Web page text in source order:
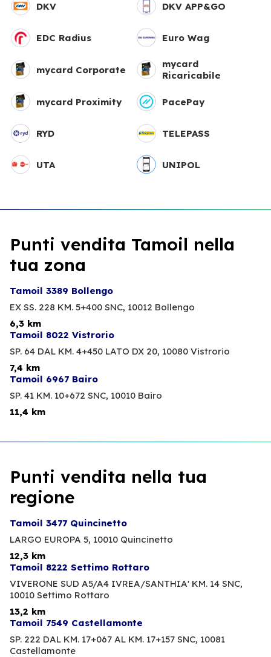
DKV DKV APP&GO
EDC Radius Euro Wag
mycard Corporate
mycard
Ricaricabile
mycard Proximity PacePay
RYD TELEPASS
UTA UNIPOL
Punti vendita Tamoil nella
tua zona
Tamoil 3389 Bollengo
EX SS. 228 KM. 5+400 SNC, 10012 Bollengo
6,3 km
Tamoil 8022 Vistrorio
SP. 64 DAL KM. 4+450 LATO DX 20, 10080 Vistrorio
7,4 km
Tamoil 6967 Bairo
SP. 41 KM. 10+672 SNC, 10010 Bairo
11,4 km
Punti vendita nella tua
regione
Tamoil 3477 Quincinetto
LARGO EUROPA 5, 10010 Quincinetto
12,3 km
Tamoil 8222 Settimo Rottaro
VIVERONE SUD A5/A4 IVREA/SANTHIA' KM. 14 SNC,
10010 Settimo Rottaro
13,2 km
Tamoil 7549 Castellamonte
SP. 222 DAL KM. 17+067 AL KM. 17+157 SNC, 10081
Castellamonte